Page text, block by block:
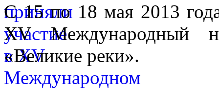
С 15 по 18 мая 2013
XV Международный
«Великие реки».